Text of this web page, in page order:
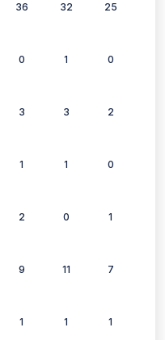
36 32 25
0 1 0
3 3 2
1 1 0
2 0 1
9 11 7
1 1 1